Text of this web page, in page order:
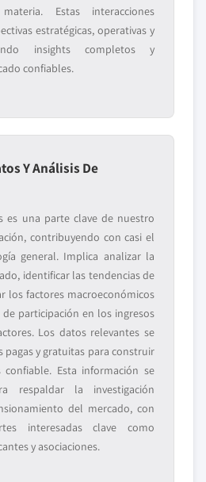
Estas interacciones
estratégicas, operativas y
insights completos y
confiables.
Y Análisis De
es una parte clave de nuestro
contribuyendo con casi el
general. Implica analizar la
identificar las tendencias de
los factores macroeconómicos
participación en los ingresos
Los datos relevantes se
pagas y gratuitas para construir
Esta información se
respaldar la investigación
del mercado, con
interesadas clave como
y asociaciones.